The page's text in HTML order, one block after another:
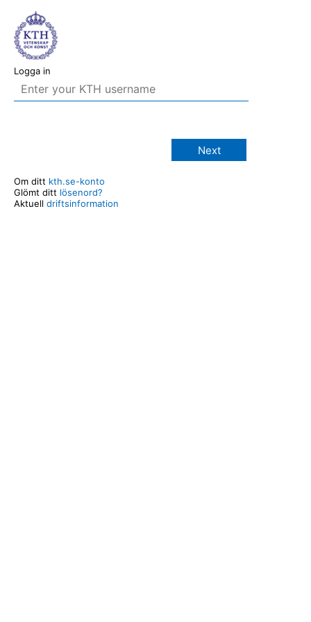
Logga in
Next
Om ditt kth.se-konto
Glömt ditt lösenord?
Aktuell driftsinformation